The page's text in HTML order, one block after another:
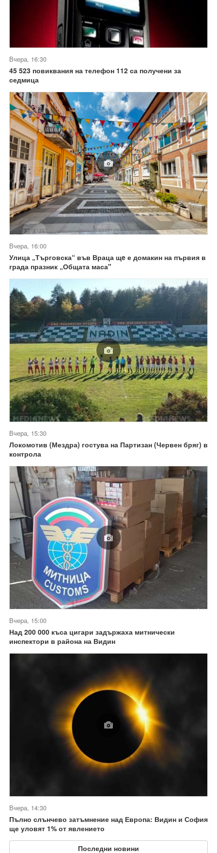
Вчера, 16:30
45 523 повиквания на телефон 112 са получени за
седмица
Вчера, 16:00
Улица „Търговска“ във Враца щe е домакин на първия в
града празник „Общата маса"
Вчера, 15:30
Локомотив (Мездра) гостува на Партизан (Червен бряг) в
контрола
Вчера, 15:00
Над 200 000 къса цигари задържаха митнически
инспектори в района на Видин
Вчера, 14:30
Пълно слънчево затъмнение над Европа: Видин и София
ще уловят 1% от явлението
Последни новини